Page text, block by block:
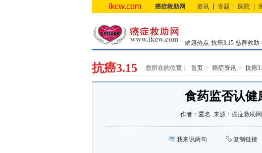
ikcw.com 癌症救助网 资讯 专题 医院
健康热点 抗癌3.15 慈善救助
抗癌3.15 您所在的位置： 首页 癌症资讯 抗癌
食药监否认健
作者： 匿名 来源： 癌症救助网
我来说两句 复制链接